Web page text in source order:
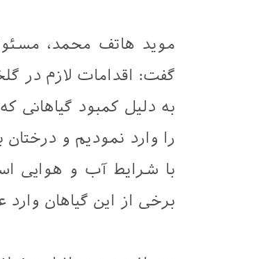
موید هاتف محمد،
گفت: اقدامات لازم در
به دلیل کمبود
را وارد نموديم و
با شرایط آب و هوایی
برخی از اين گیاهان